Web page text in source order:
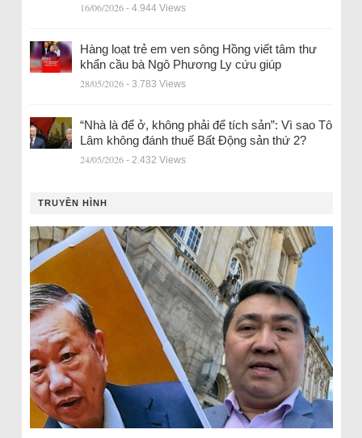
16/06/2026 - 4.944 Views
Hàng loạt trẻ em ven sông Hồng viết tâm thư
khẩn cầu bà Ngô Phương Ly cứu giúp
28/05/2026 - 3.783 Views
“Nhà là để ở, không phải để tích sản”: Vì sao Tô
Lâm không đánh thuế Bất Động sản thứ 2?
24/05/2026 - 2.432 Views
TRUYỀN HÌNH